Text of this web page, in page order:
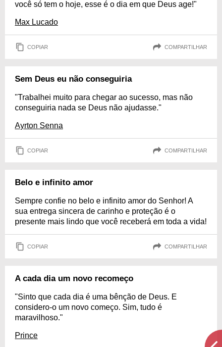
você só tem o hoje, esse é o dia em que Deus age!"
Max Lucado
COPIAR COMPARTILHAR
Sem Deus eu não conseguiria
"Trabalhei muito para chegar ao sucesso, mas não
conseguiria nada se Deus não ajudasse."
Ayrton Senna
COPIAR COMPARTILHAR
Belo e infinito amor
Sempre confie no belo e infinito amor do Senhor! A
sua entrega sincera de carinho e proteção é o
presente mais lindo que você receberá em toda a vida!
COPIAR COMPARTILHAR
A cada dia um novo recomeço
"Sinto que cada dia é uma bênção de Deus. E
considero-o um novo começo. Sim, tudo é
maravilhoso."
Prince